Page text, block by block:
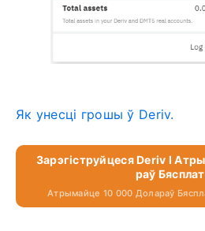
Як унесці грошы ў Deriv.
Зарэгіструйцеся Deriv І
Раў
Атрымайце 10 000 Долараў